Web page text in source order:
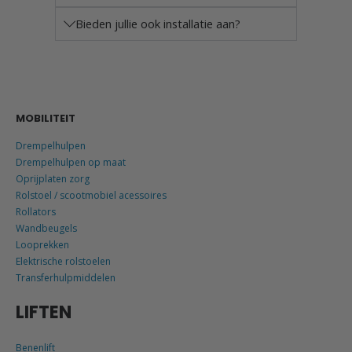
Bieden jullie ook installatie aan?
MOBILITEIT
Drempelhulpen
Drempelhulpen op maat
Oprijplaten zorg
Rolstoel / scootmobiel acessoires
Rollators
Wandbeugels
Looprekken
Elektrische rolstoelen
Transferhulpmiddelen
LIFTEN
Benenlift